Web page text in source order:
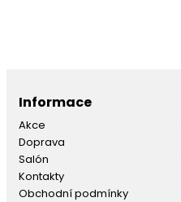
Informace
Akce
Doprava
Salón
Kontakty
Obchodní podmínky